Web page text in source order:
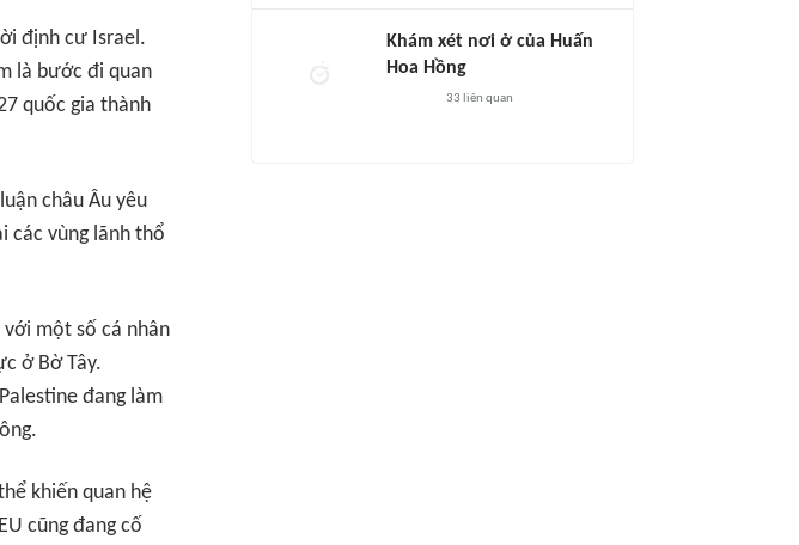
định cư Israel.
là bước đi quan
quốc gia thành
châu Âu yêu
các vùng lãnh thổ
một số cá nhân
ở Bờ Tây.
đang làm
khiến quan hệ
cũng đang cố
Khám xét nơi ở của Huấn
Hoa Hồng
33 liên quan